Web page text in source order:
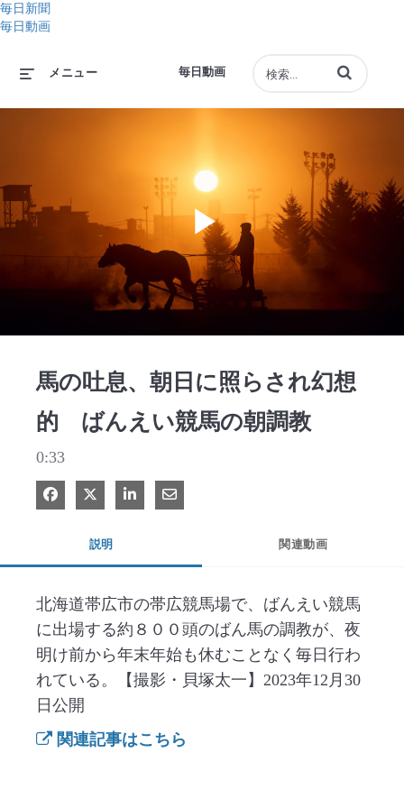
毎日新聞
毎日動画
毎日動画
メニュー 動画の検索語句
Play
馬の吐息、朝日に照らされ幻想
的 ばんえい競馬の朝調教
0:33
Facebook で共有
Xで共有する
LinkedIn で共有
電子メールで共有
説明 関連動画
北海道帯広市の帯広競馬場で、ばんえい競馬
に出場する約８００頭のばん馬の調教が、夜
明け前から年末年始も休むことなく毎日行わ
れている。【撮影・貝塚太一】2023年12月30
日公開
関連記事はこちら